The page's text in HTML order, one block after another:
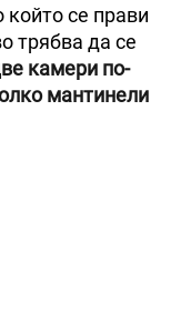
се прави
трябва да се
камери по-
мантинели